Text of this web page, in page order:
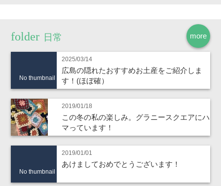
more
日常
No thumbnail
2025/03/14
広島の隠れたおすすめお土産をご紹介しま
す！(ほぼ確）
2019/01/18
この冬の私の楽しみ。グラニースクエアにハ
マっています！
No thumbnail
2019/01/01
あけましておめでとうございます！